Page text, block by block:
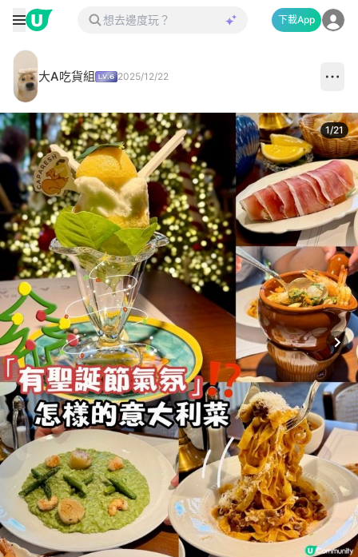
下載App
大A吃貨組 2025/12/22
1/21